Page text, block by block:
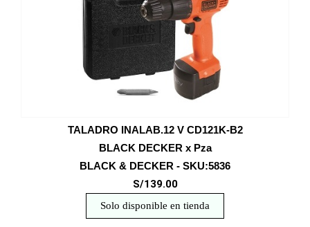
TALADRO INALAB.12 V CD121K-B2
BLACK DECKER x Pza
BLACK & DECKER - SKU:5836
S/139.00
Solo disponible en tienda